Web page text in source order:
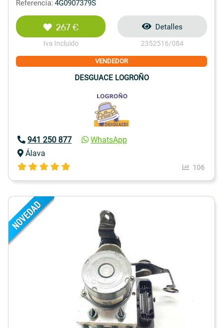
Referencia: 4G0907379S
267 €
Iva Incluido
Detalles
2352516/084
VENDEDOR
DESGUACE LOGROÑO
941 250 877
WhatsApp
Álava
106